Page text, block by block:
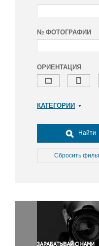
№ ФОТОГРАФИИ
ОРИЕНТАЦИЯ
КАТЕГОРИИ
Досуг, туризм и
Культура
Медицина
Окружающая среда
Политика
Правосудие
Происшествия и
Найти
Сбросить